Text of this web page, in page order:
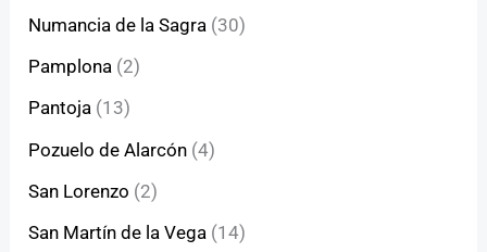
Numancia de la Sagra (30)
Pamplona (2)
Pantoja (13)
Pozuelo de Alarcón (4)
San Lorenzo (2)
San Martín de la Vega (14)